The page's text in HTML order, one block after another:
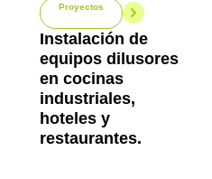
Proyectos
Instalación de
equipos dilusores
en cocinas
industriales,
hoteles y
restaurantes.